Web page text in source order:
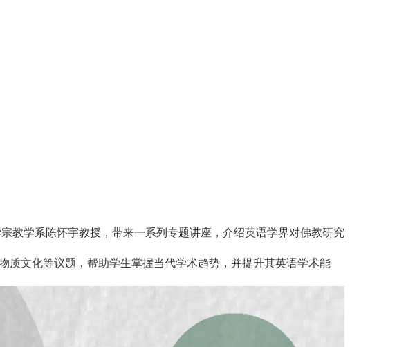
教学系陈怀宇教授，带来一系列专题讲座，介绍英语学界对佛教研究
文化等议题，帮助学生掌握当代学术趋势，并提升其英语学术能